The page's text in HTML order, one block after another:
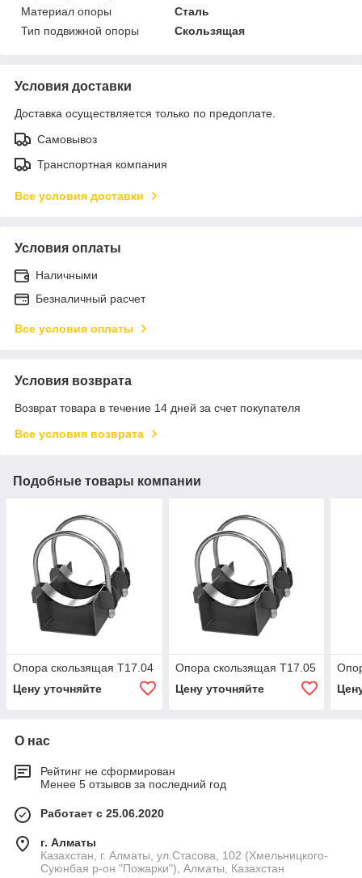
Материал опоры
Сталь
Тип подвижной опоры
Скользящая
Условия доставки
Доставка осуществляется только по предоплате.
Самовывоз
Транспортная компания
Все условия доставки
Условия оплаты
Наличными
Безналичный расчет
Все условия оплаты
Условия возврата
Возврат товара в течение 14 дней за счет покупателя
Все условия возврата
Подобные товары компании
Опора скользящая Т17.04
Цену уточняйте
Опора скользящая Т17.05
Цену уточняйте
О нас
Рейтинг не сформирован
Менее 5 отзывов за последний год
Работает с 25.06.2020
г. Алматы
Казахстан, г. Алматы, ул.Стасова, 102 (Хмельницкого-
Суюнбая р-он "Пожарки"), Алматы, Казахстан